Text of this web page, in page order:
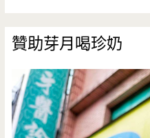
贊助芽月喝珍奶